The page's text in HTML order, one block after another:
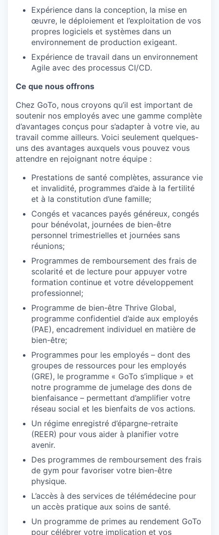
Expérience dans la conception, la mise en
œuvre, le déploiement et l’exploitation de vos
propres logiciels et systèmes dans un
environnement de production exigeant.
Expérience de travail dans un environnement
Agile avec des processus CI/CD.
Ce que nous offrons
Chez GoTo, nous croyons qu’il est important de
soutenir nos employés avec une gamme complète
d’avantages conçus pour s’adapter à votre vie, au
travail comme ailleurs. Voici seulement quelques-
uns des avantages auxquels vous pouvez vous
attendre en rejoignant notre équipe :
Prestations de santé complètes, assurance vie
et invalidité, programmes d’aide à la fertilité
et à la constitution d’une famille;
Congés et vacances payés généreux, congés
pour bénévolat, journées de bien-être
personnel trimestrielles et journées sans
réunions;
Programmes de remboursement des frais de
scolarité et de lecture pour appuyer votre
formation continue et votre développement
professionnel;
Programme de bien-être Thrive Global,
programme confidentiel d’aide aux employés
(PAE), encadrement individuel en matière de
bien-être;
Programmes pour les employés – dont des
groupes de ressources pour les employés
(GRE), le programme « GoTo s’implique » et
notre programme de jumelage des dons de
bienfaisance – permettant d’amplifier votre
réseau social et les bienfaits de vos actions.
Un régime enregistré d’épargne-retraite
(REER) pour vous aider à planifier votre
avenir.
Des programmes de remboursement des frais
de gym pour favoriser votre bien-être
physique.
L’accès à des services de télémédecine pour
un accès pratique aux soins de santé.
Un programme de primes au rendement GoTo
pour célébrer votre implication et vos